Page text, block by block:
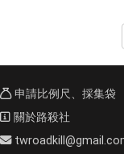
申請比例尺、採集袋
關於路殺社